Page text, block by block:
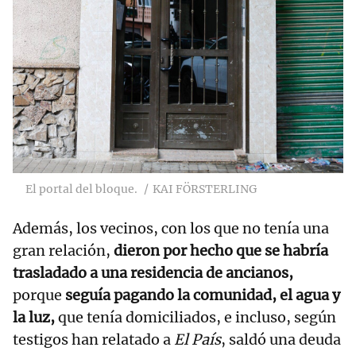
El portal del bloque. KAI FÖRSTERLING
Además, los vecinos, con los que no tenía una
gran relación, dieron por hecho que se habría
trasladado a una residencia de ancianos,
porque seguía pagando la comunidad, el agua y
la luz,que tenía domiciliados, e incluso, según
testigos han relatado a El País, saldó una deuda